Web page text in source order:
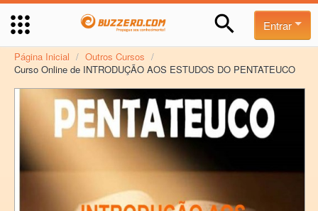
Entrar
Página Inicial / Outros Cursos /
Curso Online de INTRODUÇÃO AOS ESTUDOS DO PENTATEUCO